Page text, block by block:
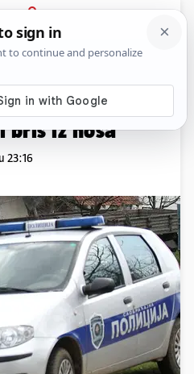
PRIJAVA
News Komentari
pedijatra jer
bris iz nosa
23:16